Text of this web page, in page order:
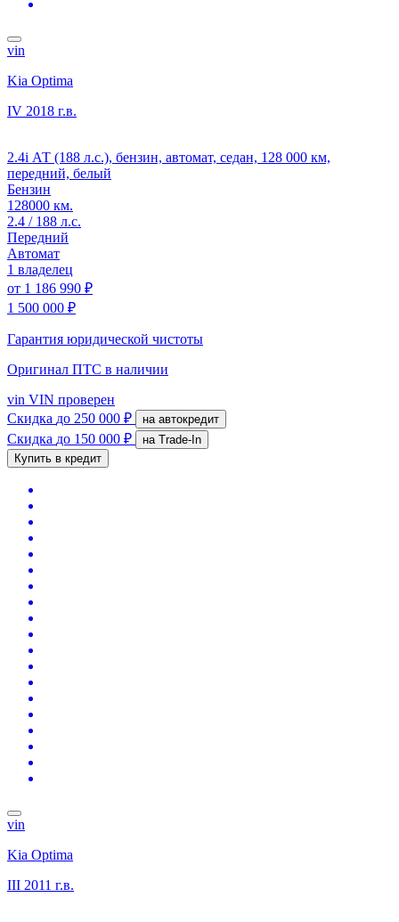
vin
Kia Optima
IV 2018 г.в.
2.4i АТ (188 л.с.), бензин, автомат, седан, 128 000 км,
передний, белый
Бензин
128000 км.
2.4 / 188 л.с.
Передний
Автомат
1 владелец
от 1 186 990 ₽
1 500 000 ₽
Гарантия юридической чистоты
Оригинал ПТС в наличии
vin VIN проверен
Скидка до 250 000 ₽ на автокредит
Скидка до 150 000 ₽
на Trade-In
Купить в кредит
vin
Kia Optima
III 2011 г.в.